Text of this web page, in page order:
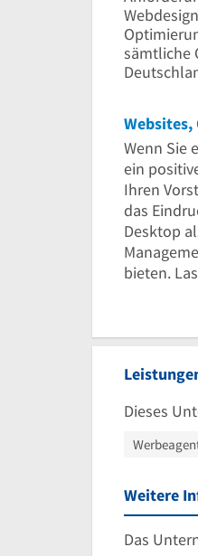
sämtliche
Websites,
Wenn Sie
ein
Ihren
das
Desktop
bieten.
Dieses
Weitere
Das